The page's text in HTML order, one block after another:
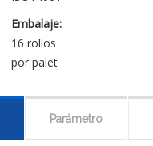
Embalaje:
16 rollos
por palet
Parámetro